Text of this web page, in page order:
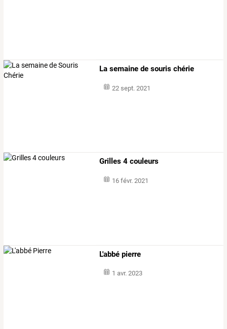
La semaine de souris chérie
22 sept. 2021
Grilles 4 couleurs
16 févr. 2021
L'abbé pierre
1 avr. 2023